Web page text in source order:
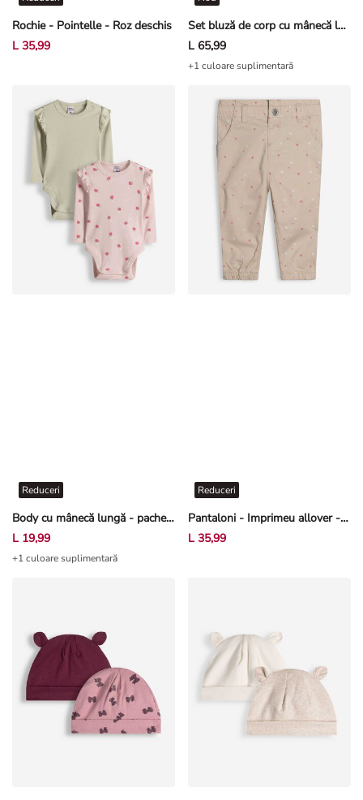
Rochie - Pointelle - Roz deschis
L 35,99
Set bluză de corp cu mânecă lungă și leggings - Broderii - Alb-crem deschis
L 65,99
+1 culoare suplimentară
Body cu mânecă lungă - pachet de 2
Reduceri
L 19,99
+1 culoare suplimentară
Pantaloni - Imprimeu allover - Bej
Reduceri
L 35,99